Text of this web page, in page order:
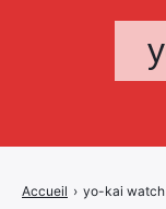
Accueil › yo-kai watch